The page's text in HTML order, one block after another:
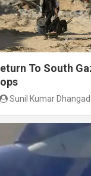
To South
Sunil Kumar